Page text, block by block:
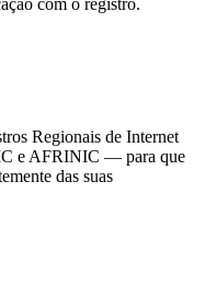
Regionais de Internet
e AFRINIC — para que
das suas